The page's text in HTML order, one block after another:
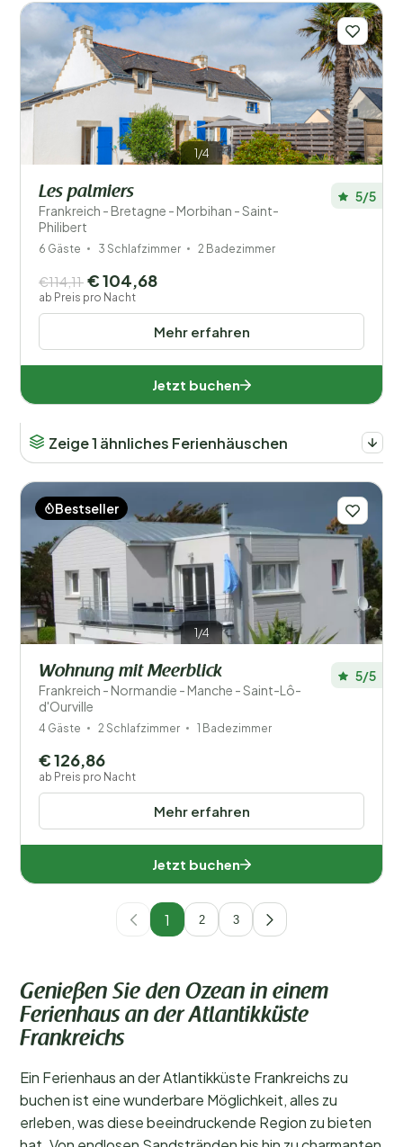
1/4
Les palmiers
Frankreich - Bretagne - Morbihan - Saint-
Philibert
5/5
6 Gäste 3 Schlafzimmer 2 Badezimmer
Mehr erfahren
€114,11 € 104,68
ab Preis pro Nacht
Jetzt buchen
Zeige 1 ähnliches Ferienhäuschen
1/4
Bestseller
Wohnung mit Meerblick
Frankreich - Normandie - Manche - Saint-Lô-
d'Ourville
5/5
4 Gäste 2 Schlafzimmer 1 Badezimmer
Mehr erfahren
€ 126,86
ab Preis pro Nacht
Jetzt buchen
1 2 3
Genießen Sie den Ozean in einem
Ferienhaus an der Atlantikküste
Frankreichs
Ein Ferienhaus an der Atlantikküste Frankreichs zu
buchen ist eine wunderbare Möglichkeit, alles zu
erleben, was diese beeindruckende Region zu bieten